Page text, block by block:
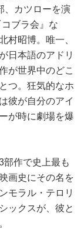
、カツローを演
ブラ会』な
村昭博。唯一、
日本語のアドリ
が世界中のどこ
つ。狂気的なホ
彼が自分のアイ
が時に劇場を爆
作で史上最も
画史にその名を
モラル・テロリ
ックスが、彼と